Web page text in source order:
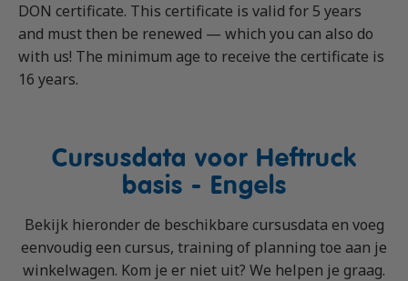
DON certificate. This certificate is valid for 5 years
and must then be renewed — which you can also do
with us! The minimum age to receive the certificate is
16 years.
Cursusdata voor Heftruck
basis - Engels
Bekijk hieronder de beschikbare cursusdata en voeg
eenvoudig een cursus, training of planning toe aan je
winkelwagen. Kom je er niet uit? We helpen je graag.